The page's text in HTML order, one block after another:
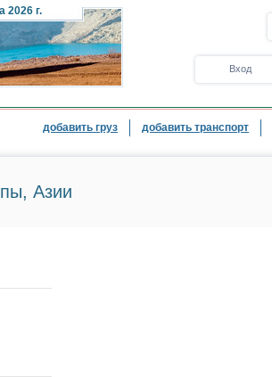
2026 г.
Вход
добавить груз добавить транспорт
Азии